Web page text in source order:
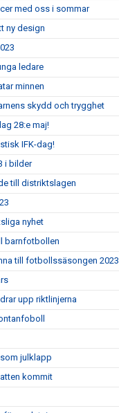
med oss i sommar
ny design
ledare
minnen
skydd och trygghet
28:e maj!
IFK-dag!
i bilder
till distriktslagen
nyhet
barnfotbollen
till fotbollssäsongen 2023
upp riktlinjerna
julklapp
kommit